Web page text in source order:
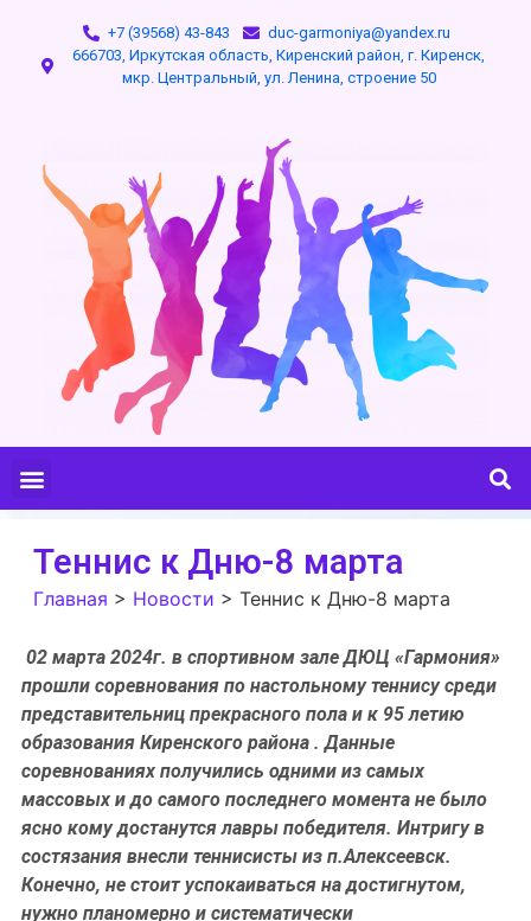
+7 (39568) 43-843
duc-garmoniya@yandex.ru
666703, Иркутская область, Киренский район, г. Киренск,
мкр. Центральный, ул. Ленина, строение 50
Теннис к Дню-8 марта
Главная > Новости > Теннис к Дню-8 марта
02 марта 2024г. в спортивном зале ДЮЦ «Гармония»
прошли соревнования по настольному теннису среди
представительниц прекрасного пола и к 95 летию
образования Киренского района . Данные
соревнованиях получились одними из самых
массовых и до самого последнего момента не было
ясно кому достанутся лавры победителя. Интригу в
состязания внесли теннисисты из п.Алексеевск.
Конечно, не стоит успокаиваться на достигнутом,
нужно планомерно и систематически